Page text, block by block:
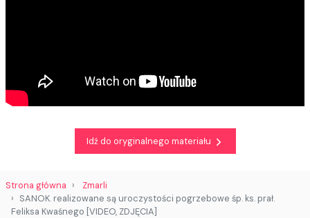
Idź do oryginalnego materiału
Strona główna
Zmarli
SANOK. realizowane są uroczystości pogrzebowe śp. ks. prał.
Feliksa Kwaśnego [VIDEO, ZDJĘCIA]